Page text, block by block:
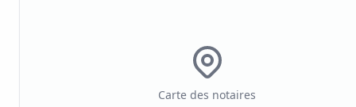
Carte des notaires